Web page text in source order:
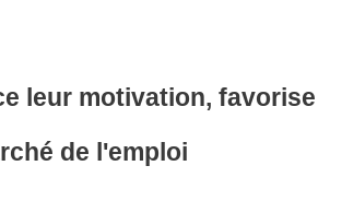
leur motivation, favorise
de l'emploi